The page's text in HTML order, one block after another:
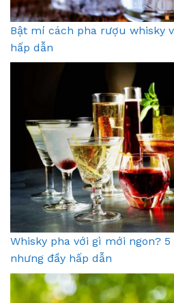
Bật mí cách pha rượu whisky
hấp dẫn
Whisky pha với gì mới ngon?
nhưng đầy hấp dẫn